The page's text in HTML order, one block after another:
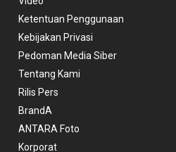
Ketentuan Penggunaan
Kebijakan Privasi
Pedoman Media Siber
Tentang Kami
Rilis Pers
BrandA
ANTARA Foto
Korporat